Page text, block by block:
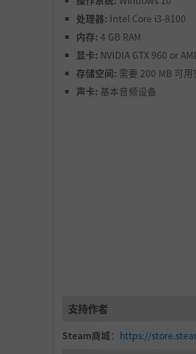
随着游戏推进，你将逐渐解锁：
更多职业与技能Build
处理器: Intel Core i3-8100
内存: 4 GB RAM
显卡: NVIDIA GTX 960 or
存储空间: 需要 200 MB 可用
声卡: 基本音频设备
支持作者
Steam商城： https://